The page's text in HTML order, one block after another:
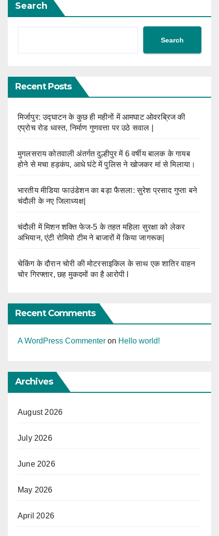
Search
Search
Recent Posts
मिर्जापुर: उद्घाटन के कुछ ही महीनों में आमघाट ओवरब्रिज की
एप्रोच रोड ध्वस्त, निर्माण गुणवत्ता पर उठे सवाल |
मुगलसराय कोतवाली अंतर्गत दुल्हीपुर में 6 वर्षीय बालक के गायब
होने से मचा हड़कंप, आधे घंटे में पुलिस ने खोजकर मां से मिलाया।
भारतीय मीडिया फाउंडेशन का बड़ा फैसला: सुरेश प्रसाद गुप्ता बने
चंदौली के नए जिलाध्यक्ष|
चंदौली में मिशन शक्ति फेज-5 के तहत महिला सुरक्षा को लेकर
अभियान, एंटी रोमियो टीम ने बाजारों में किया जागरूक|
चेकिंग के दौरान चोरी की मोटरसाइकिल के साथ एक शातिर वाहन
चोर गिरफ्तार, छह मुकदमों का है आरोपी l
Recent Comments
A WordPress Commenter on Hello world!
Archives
August 2026
July 2026
June 2026
May 2026
April 2026